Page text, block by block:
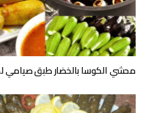
محشي الكوسا بالخضار طبق صيامي